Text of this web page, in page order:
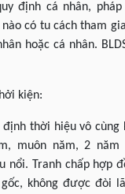
định cá nhân,
có tu cách tham
hoặc cá nhân.
kiện:
định thời hiệu vô cùng
muôn năm, 2
nổi. Tranh chấp hợp
không được đòi